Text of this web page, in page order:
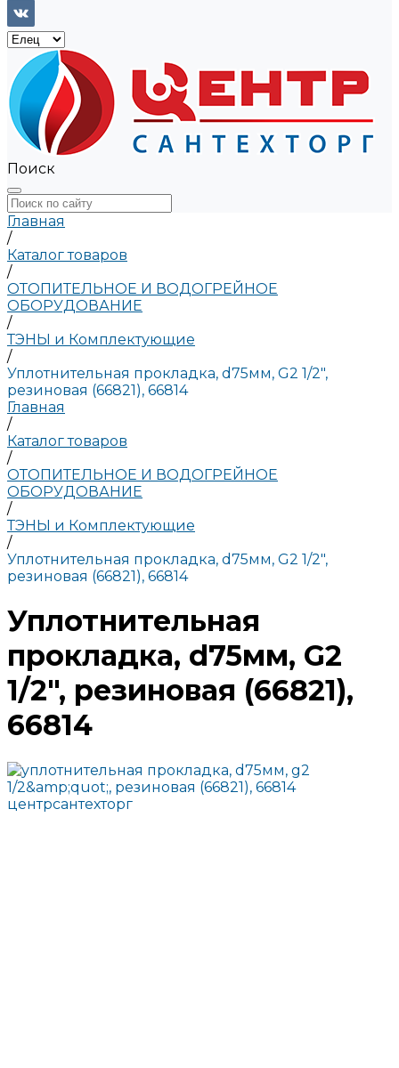
Поиск
Главная
/
Каталог товаров
/
ОТОПИТЕЛЬНОЕ И ВОДОГРЕЙНОЕ
ОБОРУДОВАНИЕ
/
ТЭНЫ и Комплектующие
/
Уплотнительная прокладка, d75мм, G2 1/2",
резиновая (66821), 66814
Главная
/
Каталог товаров
/
ОТОПИТЕЛЬНОЕ И ВОДОГРЕЙНОЕ
ОБОРУДОВАНИЕ
/
ТЭНЫ и Комплектующие
/
Уплотнительная прокладка, d75мм, G2 1/2",
резиновая (66821), 66814
Уплотнительная
прокладка, d75мм, G2
1/2", резиновая (66821),
66814